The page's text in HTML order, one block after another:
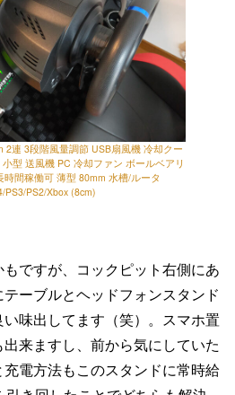
2連 3段階風量調節 USB扇風機 冷却クー
型 送風機 PC 冷却ファン ボールベアリ
時間稼働可 薄型 80mm 水槽/ルータ
PS3/PS2/Xbox (8cm)
ですが、コックピット右側にあ
ーブルとヘッドフォンスタンド
味出してます（笑）。スマホ置
来ますし、前から気にしていた
電方法もこのスタンドに常時給